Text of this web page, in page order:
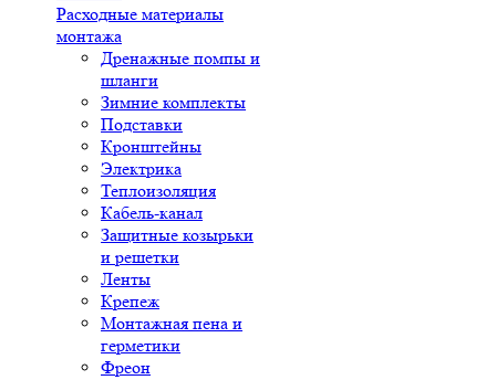
Расходные материалы
монтажа
Дренажные помпы и
шланги
Зимние комплекты
Подставки
Кронштейны
Электрика
Теплоизоляция
Кабель-канал
Защитные козырьки
и решетки
Ленты
Крепеж
Монтажная пена и
герметики
Фреон